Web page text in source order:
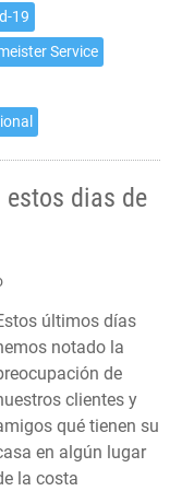
19
Service
estos dias de
últimos días
notado la
de
clientes y
qué tienen su
en algún lugar
la costa